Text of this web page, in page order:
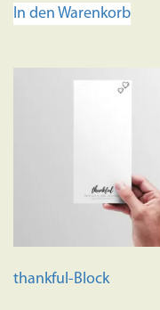
In den Warenkorb
thankful-Block